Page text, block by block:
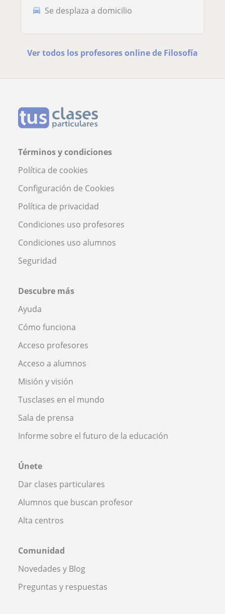
Se desplaza a domicilio
Ver todos los profesores online de Filosofía
Términos y condiciones
Política de cookies
Configuración de Cookies
Política de privacidad
Condiciones uso profesores
Condiciones uso alumnos
Seguridad
Descubre más
Ayuda
Cómo funciona
Acceso profesores
Acceso a alumnos
Misión y visión
Tusclases en el mundo
Sala de prensa
Informe sobre el futuro de la educación
Únete
Dar clases particulares
Alumnos que buscan profesor
Alta centros
Comunidad
Novedades y Blog
Preguntas y respuestas